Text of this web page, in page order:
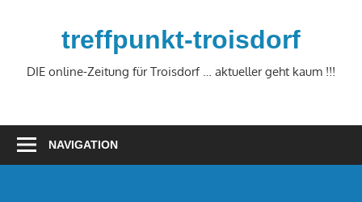
treffpunkt-troisdorf
DIE online-Zeitung für Troisdorf … aktueller geht kaum !!!
NAVIGATION